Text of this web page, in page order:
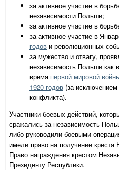
за активное участие в
независимости Польши;
за активное участие в
за активное участие в
годов и революционных
за мужество и отвагу,
независимость Польши как
время первой мировой
1920 годов (за исключением
конфликта).
Участники боевых действий,
сражались за независимость
либо руководили боевыми
имели право на получение
Право награждения крестом
Президенту Республики.